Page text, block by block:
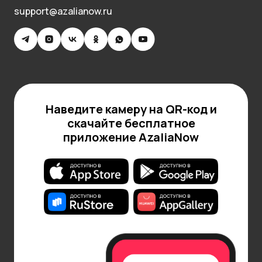
полевых цветов станет интересным
вариантом.
Порадуйте близкого человека цветами просто
отношения и повод для подарка. Тогда букет
порадует получателя и оставит приятные
впечатления. Главное — искренность чувств!
Цветы в подарок на день рождения
рождения, нужно выразить с их помощью свои
теплые чувства и внимание к имениннику.
Правильно подобранный букет сделает праздник
запоминающимся.
Если вы знаете, какие цветы предпочитает
человек, то смело выбирайте их. Это покажет
вашу заботу и внимание к его интересам.
support@azalianow.ru
Наведите камеру на QR-код и
скачайте бесплатное
приложение AzaliaNow